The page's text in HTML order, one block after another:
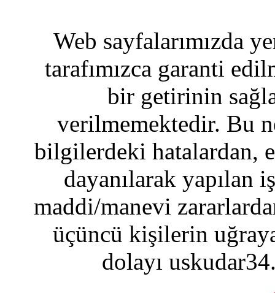
Web sayfalarımızda
tarafımızca garanti
bir getirinin
verilmemektedir. Bu
bilgilerdeki hatalardan,
dayanılarak yapılan
maddi/manevi
üçüncü kişilerin
dolayı